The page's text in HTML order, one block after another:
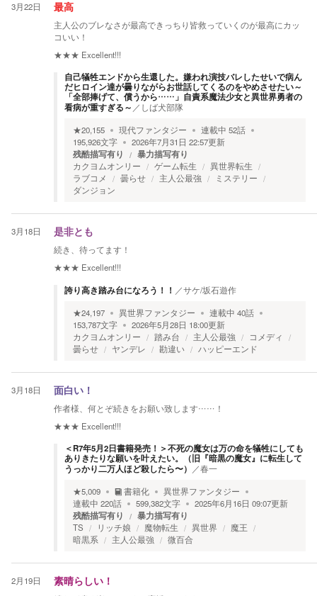
3月22日 最高
主人公のブレなさが最高できっちり皆救っていくのが最高にカッ
コいい！
★★★ Excellent!!!
自己犠牲エンドから生還した。嫌われ演技バレしたせいで病ん
だヒロイン達が曇りながらお世話してくるのをやめさせたい～
「全部捧げて、償うから……」自責系魔法少女と異世界勇者の
看病が重すぎる～ ／ しば犬部隊
★20,155 現代ファンタジー 連載中 52話
195,926文字 2026年7月31日 22:57更新
残酷描写有り 暴力描写有り
カクヨムオンリー ゲーム転生
異世界転生
ラブコメ
曇らせ 主人公最強
ミステリー
ダンジョン
3月18日 是非とも
続き、待ってます！
★★★ Excellent!!!
誇り高き踏み台になろう！！ ／サケ/坂石遊作
★24,197 異世界ファンタジー 連載中 40話
153,787文字 2026年5月28日 18:00更新
カクヨムオンリー
踏み台 主人公最強
コメディ
曇らせ
ヤンデレ 勘違い ハッピーエンド
3月18日 面白い！
作者様、何とぞ続きをお願い致します……！
★★★ Excellent!!!
＜R7年5月2日書籍発売！＞不死の魔女は万の命を犠牲にしても
ありきたりな願いを叶えたい。（旧『暗黒の魔女』に転生して
うっかり二万人ほど殺したら〜）
／春一
★5,009 書籍化
異世界ファンタジー
連載中 220話 599,382文字 2025年6月16日 09:07更新
残酷描写有り 暴力描写有り
TS リッチ娘 魔物転生 異世界
魔王
暗黒系
主人公最強 微百合
2月19日 素晴らしい！